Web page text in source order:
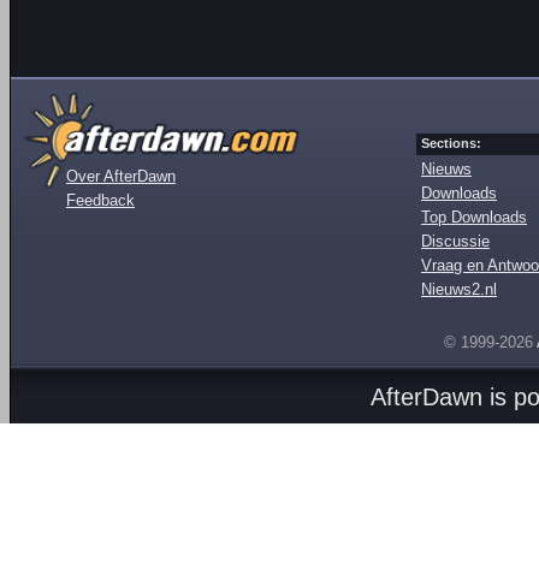
Over AfterDawn
Feedback
Sections:
Nieuws
Downloads
Top Downloads
Discussie
Vraag en
Nieuws2.nl
© 1999-2026
AfterDawn is